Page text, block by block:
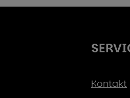
Kontakt